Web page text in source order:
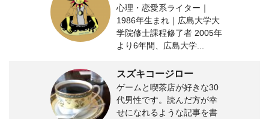
心理・恋愛系ライター｜
1986年生まれ｜広島大学大
学院修士課程修了者 2005年
より6年間、広島大学...
スズキコージロー
ゲームと喫茶店が好きな30
代男性です。読んだ方が幸
せになれるような記事を書